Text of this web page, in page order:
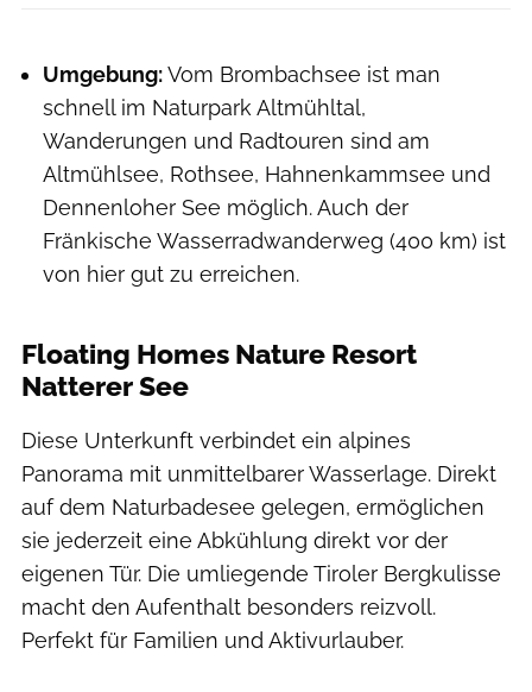
Umgebung:Vom Brombachsee ist man
schnell im Naturpark Altmühltal,
Wanderungen und Radtouren sind am
Altmühlsee, Rothsee, Hahnenkammsee und
Dennenloher See möglich. Auch der
Fränkische Wasserradwanderweg (400 km) ist
von hier gut zu erreichen.
Floating Homes Nature Resort
Natterer See
Diese Unterkunft verbindet ein alpines
Panorama mit unmittelbarer Wasserlage. Direkt
auf dem Naturbadesee gelegen, ermöglichen
sie jederzeit eine Abkühlung direkt vor der
eigenen Tür. Die umliegende Tiroler Bergkulisse
macht den Aufenthalt besonders reizvoll.
Perfekt für Familien und Aktivurlauber.